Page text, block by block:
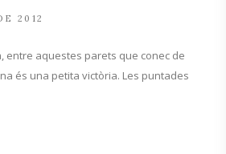
2012
entre aquestes parets que conec de
és una petita victòria. Les puntades